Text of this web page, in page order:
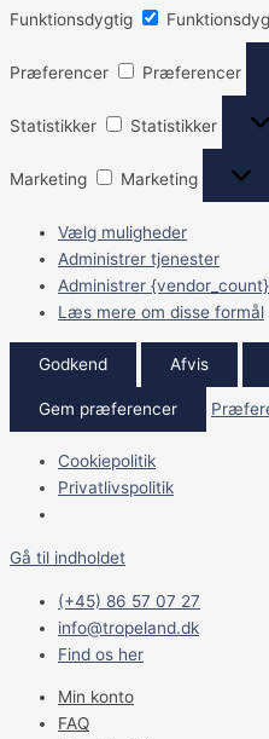
Funktionsdygtig
Præferencer Præferencer
Statistikker Statistikker
Marketing Marketing
Vælg muligheder
Administrer tjenester
Administrer
Læs mere om disse formål
Godkend Afvis
Gem præferencer
Cookiepolitik
Privatlivspolitik
Gå til indholdet
(+45) 86 57 07 27
info@tropeland.dk
Find os her
Min konto
FAQ